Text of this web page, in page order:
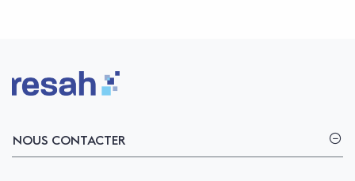
Logo Resah
NOUS CONTACTER